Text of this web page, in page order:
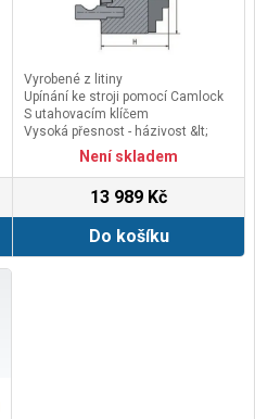
Vyrobené z litiny
Upínání ke stroji pomocí Camlock
S utahovacím klíčem
Vysoká přesnost - házivost &lt;
Není skladem
13 989 Kč
Do košíku